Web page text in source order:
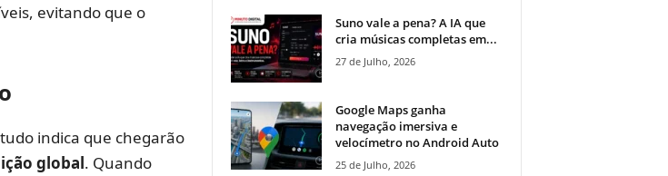
evitando que o
indica que chegarão
global. Quando
Suno vale a pena? A IA que
cria músicas completas em...
27 de Julho, 2026
Google Maps ganha
navegação imersiva e
velocímetro no Android Auto
25 de Julho, 2026